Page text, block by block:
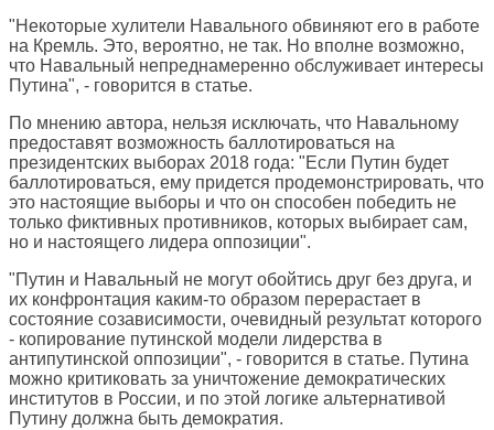
"Некоторые хулители Навального обвиняют его в работе
на Кремль. Это, вероятно, не так. Но вполне возможно,
что Навальный непреднамеренно обслуживает интересы
Путина", - говорится в статье.
По мнению автора, нельзя исключать, что Навальному
предоставят возможность баллотироваться на
президентских выборах 2018 года: "Если Путин будет
баллотироваться, ему придется продемонстрировать, что
это настоящие выборы и что он способен победить не
только фиктивных противников, которых выбирает сам,
но и настоящего лидера оппозиции".
"Путин и Навальный не могут обойтись друг без друга, и
их конфронтация каким-то образом перерастает в
состояние созависимости, очевидный результат которого
- копирование путинской модели лидерства в
антипутинской оппозиции", - говорится в статье. Путина
можно критиковать за уничтожение демократических
институтов в России, и по этой логике альтернативой
Путину должна быть демократия.